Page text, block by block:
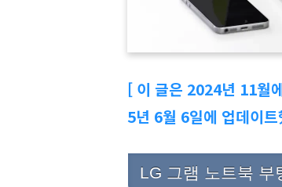
[ 이 글은 2024년 11월
5년 6월 6일에 업데이
LG 그램 노트북 부